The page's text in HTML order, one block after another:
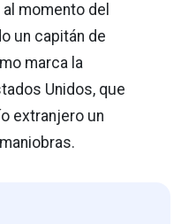
momento del
un capitán de
marca la
Unidos, que
extranjero un